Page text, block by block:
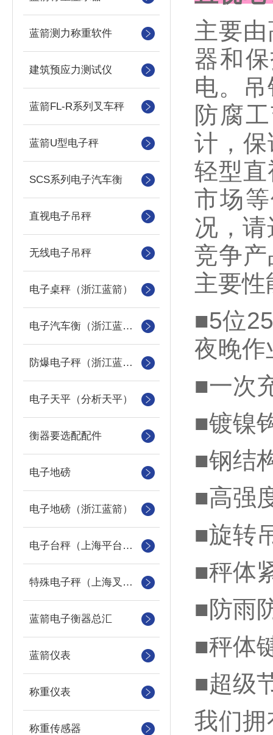
蓝箭测力称重软件
建筑预应力测试仪
蓝箭FL-R系列叉车秤
蓝箭U型电子秤
SCS系列电子汽车衡
直视电子吊秤
无线电子吊秤
电子桌秤（浙江蓝箭）
电子汽车衡（浙江蓝箭汽车衡）
防爆电子秤（浙江蓝箭防爆秤）
电子天平（分析天平）
衡器要选配配件
电子地磅
电子地磅（浙江蓝箭）
电子台秤（上海平台称）
特殊电子秤（上海叉车秤）
蓝箭电子衡器总汇
蓝箭仪表
称重仪表
称重传感器
主要
器和
电。
防腐
计，
轻型
市场
况，
竞争
主要性
■5位
夜晚作
■一次
■镀镍
■钢结
■高强
■旋转
■秤体
■防雨
■秤体
■超级
我们